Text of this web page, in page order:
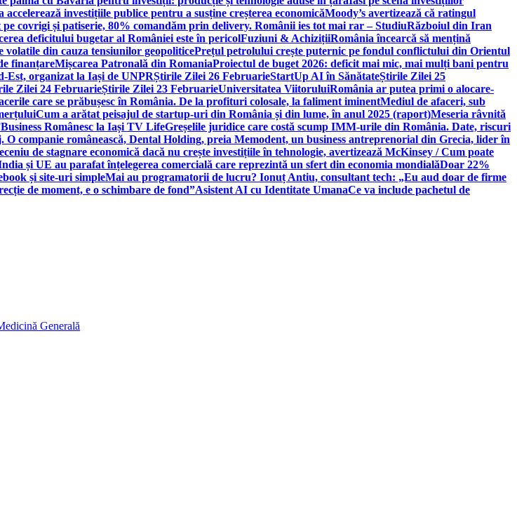
accelerează investițiile publice pentru a susține creșterea economicăMoody’s avertizează că ratingul
covrigi și patiserie, 80% comandăm prin delivery. Românii ies tot mai rar – StudiuRăzboiul din Iran
deficitului bugetar al României este în pericolFuziuni & AchizițiiRomânia încearcă să mențină
volatile din cauza tensiunilor geopoliticePrețul petrolului crește puternic pe fondul conflictului din Orientul
finanțareMișcarea Patronală din RomaniaProiectul de buget 2026: deficit mai mic, mai mulți bani pentru
Est, organizat la Iași de UNPRȘtirile Zilei 26 FebruarieStartUp AI în SănătateȘtirile Zilei 25
Zilei 24 FebruarieȘtirile Zilei 23 FebruarieUniversitatea ViitoruluiRomânia ar putea primi o alocare-
care se prăbușesc în România. De la profituri colosale, la faliment iminentMediul de afaceri, sub
Cum a arătat peisajul de startup-uri din România și din lume, în anul 2025 (raport)Meseria râvnită
Business Românesc la Iași TV LifeGreșelile juridice care costă scump IMM-urile din România. Date, riscuri
O companie românească, Dental Holding, preia Memodent, un business antreprenorial din Grecia, lider în
de stagnare economică dacă nu crește investițiile în tehnologie, avertizează McKinsey / Cum poate
și UE au parafat înțelegerea comercială care reprezintă un sfert din economia mondialăDoar 22%
și site-uri simpleMai au programatorii de lucru? Ionuț Antiu, consultant tech: „Eu aud doar de firme
de moment, e o schimbare de fond”Asistent AI cu Identitate UmanaCe va include pachetul de
Generală